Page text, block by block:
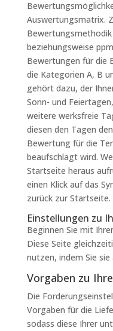
Auswertungsmatrix.
beziehungsweise
Bewertungen für die
die Kategorien A, B
gehört dazu, der
Sonn- und
weitere werksfreie
diesen den Tagen
Bewertung für die
beaufschlagt wird.
Startseite heraus
einen Klick auf das
zurück zur Startseite.
Einstellungen zu
Beginnen Sie mit
Diese Seite
nutzen, indem Sie
Vorgaben zu
Die
Vorgaben für die
sodass diese Ihrer